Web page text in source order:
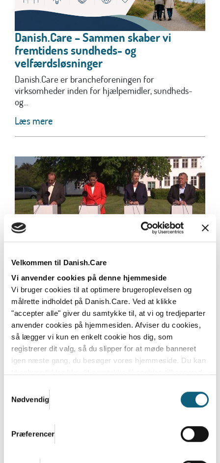
Velkommen til Danish.Care
Vi anvender cookies på denne hjemmeside
Vi bruger cookies til at optimere brugeroplevelsen og
målrette indholdet på Danish.Care. Ved at klikke
"accepter alle" giver du samtykke til, at vi og tredjeparter
anvender cookies på hjemmesiden. Afviser du cookies,
så lægger vi kun en enkelt cookie hos dig, som
registrerer dit valg, så du slipper for at møde banneret
igen næste gang, du besøger vores hjemmeside. Du kan
Danish.Cares privatlivs- og cookiepolitik
Nødvendig
Præferencer
Danish.Care – Sammen skaber vi
fremtidens sundheds- og
velfærdsløsninger
Danish.Care er brancheforeningen for
virksomheder inden for hjælpemidler, sundheds-
og...
Læs mere
Danish.Care og DI: Enormt potentiale i
regeringens satsning på
velfærdsteknologi og hjælpemidler
Den nye regering bestående af Socialdemokratiet,
SF, Moderaterne og Radikale Venstre vil lancere en...
Læs mere